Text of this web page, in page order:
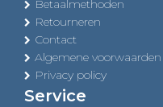
Betaalmethoden
Retourneren
Contact
Algemene voorwaarden
Privacy policy
Service